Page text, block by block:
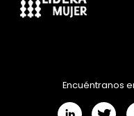
Encuéntranos